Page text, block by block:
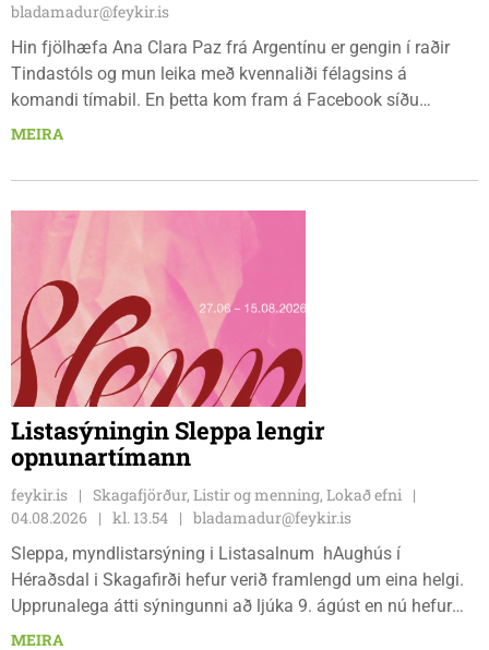
bladamadur@feykir.is
Hin fjölhæfa Ana Clara Paz frá Argentínu er gengin í raðir
Tindastóls og mun leika með kvennaliði félagsins á
komandi tímabil. En þetta kom fram á Facebook síðu
Körfuknattleiksdeildarinnar fyrr í dag. Paz þekkir íslenska
og metnaðarfullt lið Stólanna.
MEIRA
Listasýningin Sleppa lengir
opnunartímann
feykir.is
Skagafjörður, Listir og menning, Lokað efni
04.08.2026
kl. 13.54
bladamadur@feykir.is
Sleppa, myndlistarsýning i Listasalnum hAughús í
Héraðsdal i Skagafirði hefur verið framlengd um eina helgi.
Upprunalega átti sýningunni að ljúka 9. ágúst en nú hefur
opnunartíminn verið framlengdur til 15. ágúst. Opið er á
MEIRA